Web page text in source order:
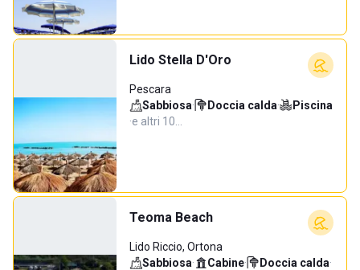
Lido Stella D'Oro
Pescara
Sabbiosa· Doccia calda·
Piscina
·e altri 10…
Teoma Beach
Lido Riccio, Ortona
Sabbiosa· Cabine· Doccia calda·